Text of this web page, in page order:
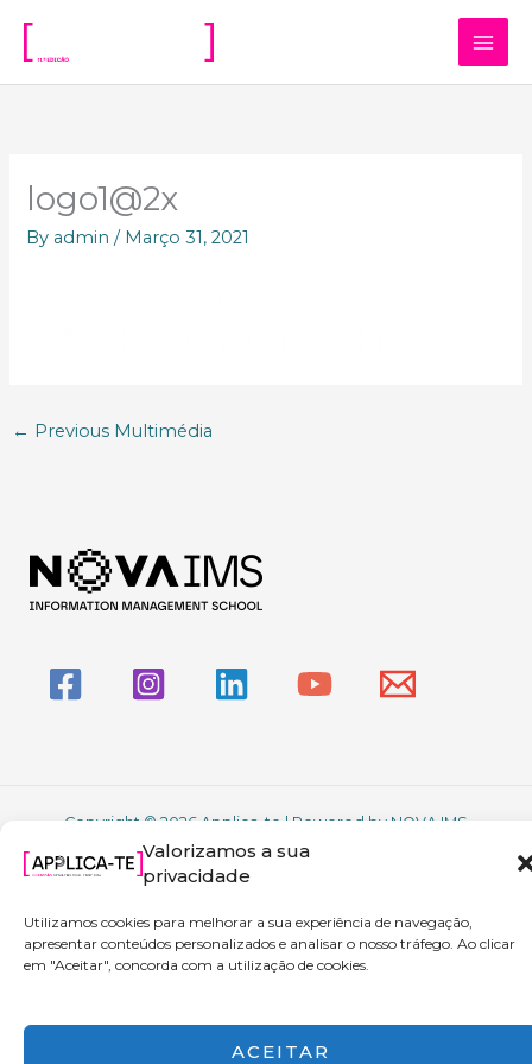
Valorizamos a sua
privacidade
Utilizamos cookies para melhorar a sua experiência de navegação,
apresentar conteúdos personalizados e analisar o nosso tráfego. Ao clicar
em "Aceitar", concorda com a utilização de cookies.
ACEITAR
content
logo1@2x
By admin/ Março 31, 2021
← Previous Multimédia
Copyright © 2026 Applica-te | Powered by NOVA IMS